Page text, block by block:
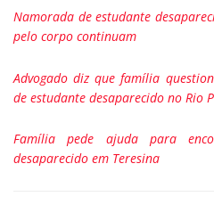
Namorada de estudante
pelo corpo continuam
Advogado diz que família
de estudante desaparecido no Rio
Família pede ajuda para
desaparecido em Teresina